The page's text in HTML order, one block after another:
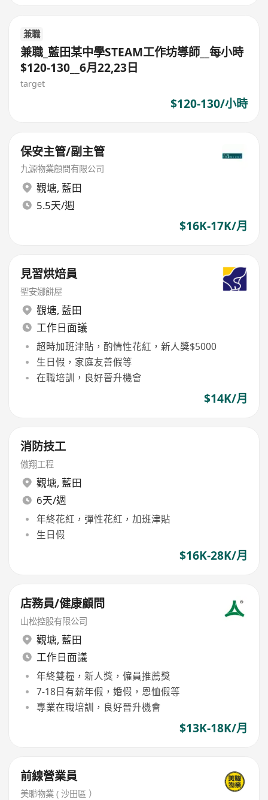
兼職
兼職_藍田某中學STEAM工作坊導師__每小時
$120-130__6月22,23日
target
$120-130/小時
保安主管/副主管
九源物業顧問有限公司
觀塘, 藍田
5.5天/週
$16K-17K/月
見習烘焙員
聖安娜餅屋
觀塘, 藍田
工作日面議
超時加班津貼，酌情性花紅，新人獎$5000
生日假，家庭友善假等
在職培訓，良好晉升機會
$14K/月
消防技工
傲翔工程
觀塘, 藍田
6天/週
年終花紅，彈性花紅，加班津貼
生日假
$16K-28K/月
店務員/健康顧問
山松控股有限公司
觀塘, 藍田
工作日面議
年終雙糧，新人獎，僱員推薦獎
7-18日有薪年假，婚假，恩恤假等
專業在職培訓，良好晉升機會
$13K-18K/月
前線營業員
美聯物業 ( 沙田區 ）